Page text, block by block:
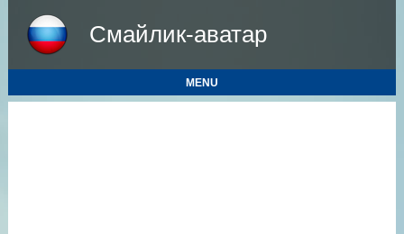
Смайлик-аватар
MENU